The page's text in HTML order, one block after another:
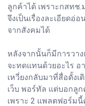
ลูกค้าได้ เพราะกสท
จึงเป็นเรื่องละเอียดอ่
จากสังคมได้
หลังจากนั้นก็มีการวา
จะทดแทนด้วยอะไร อ
เหวี่ยงกลับมาที่สื่อดั้ง
เว็บ พอร์ทัล แต่บอกลู
เพราะ 2 แพลตฟอร์ม